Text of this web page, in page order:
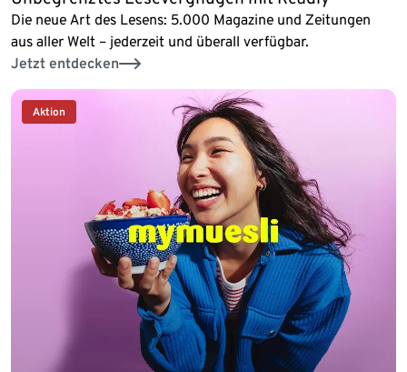
Die neue Art des Lesens: 5.000 Magazine und Zeitungen
aus aller Welt – jederzeit und überall verfügbar.
Jetzt entdecken
Aktion